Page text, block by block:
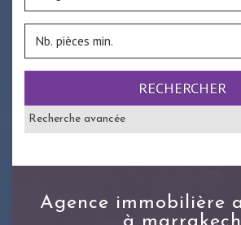
RECHERCHER
Recherche avancée
agence immobilière acti immo